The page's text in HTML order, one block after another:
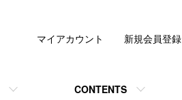
CONTENTS
マイアカウント 新規会員登録